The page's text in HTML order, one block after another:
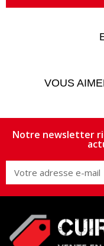
VOUS
Notre newsletter